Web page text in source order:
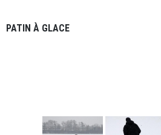
PATIN À GLACE